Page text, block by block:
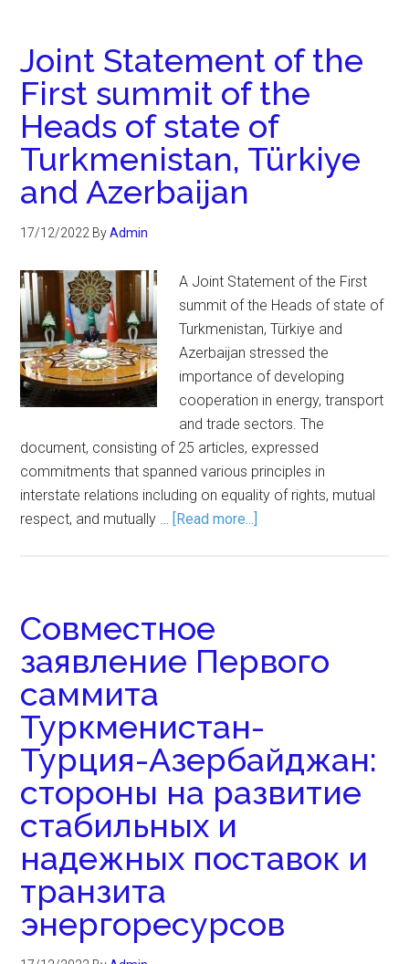
Joint Statement of the
First summit of the
Heads of state of
Turkmenistan, Türkiye
and Azerbaijan
17/12/2022 ByAdmin
A Joint Statement of the First
summit of the Heads of state of
Turkmenistan, Türkiye and
Azerbaijan stressed the
importance of developing
cooperation in energy, transport
and trade sectors. The
document, consisting of 25 articles, expressed
commitments that spanned various principles in
interstate relations including on equality of rights, mutual
respect, and mutually … [Read more...]
Совместное
заявление Первого
саммита
Туркменистан-
Турция-Азербайджан:
стороны на развитие
стабильных и
надежных поставок и
транзита
энергоресурсов